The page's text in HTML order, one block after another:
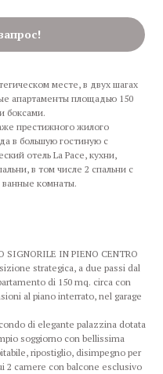
месте, в двух шагах
апартаменты площадью 150
боксами.
престижного жилого
в большую гостиную с
отель La Pace, кухни,
в том числе 2 спальни с
комнаты.
SIGNORILE IN PIENO CENTRO
strategica, a due passi dal
di 150 mq. circa con
al piano interrato, nel garage
di elegante palazzina dotata
soggiorno con bellissima
ripostiglio, disimpegno per
2 camere con balcone esclusivo